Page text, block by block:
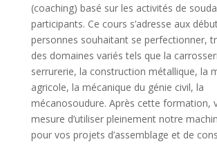
(coaching) basé sur les activités de
participants. Ce cours s’adresse aux
personnes souhaitant se perfectionner,
des domaines variés tels que la
serrurerie, la construction métallique, la
agricole, la mécanique du génie civil, la
mécanosoudure. Après cette formation,
mesure d’utiliser pleinement notre
pour vos projets d’assemblage et de